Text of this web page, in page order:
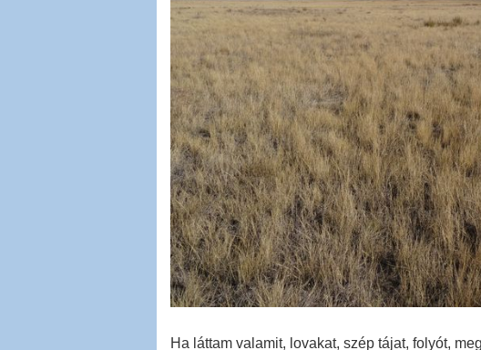
Ha láttam valamit, lovakat, szép tájat, folyót,